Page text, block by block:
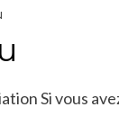
Si vous